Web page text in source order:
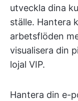
utveckla dina
ställe. Hantera
arbetsflöden
visualisera din
lojal VIP.
Hantera din e-